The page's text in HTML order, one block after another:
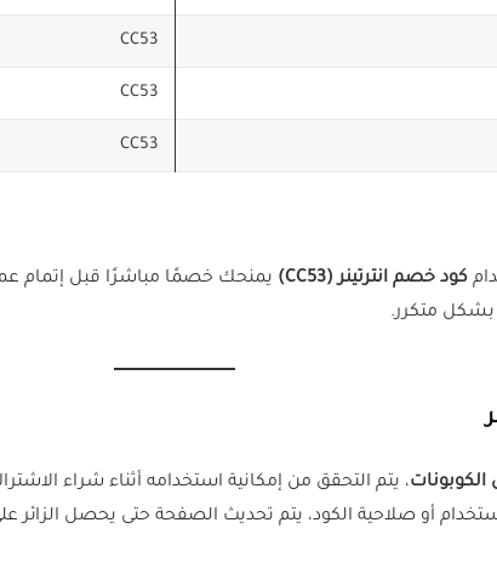
CC53
CC53
CC53
كود خصم انترتينر (CC53)
يمنحك خصمًا مباشرًا قبل إتمام
بشكل متكرر.
الكوبونات، يتم التحقق من إمكانية استخدامه أثناء شراء
أو صلاحية الكود، يتم تحديث الصفحة حتى يحصل الزائر